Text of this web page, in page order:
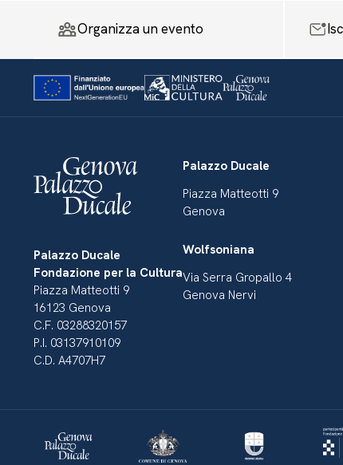
Organizza un evento
Palazzo Ducale
Fondazione per la Cultura
Piazza Matteotti 9
16123 Genova
C.F. 03288320157
P.I. 03137910109
C.D. A4707H7
Palazzo Ducale
Piazza Matteotti 9
Genova
Wolfsoniana
Via Serra Gropallo 4
Genova Nervi